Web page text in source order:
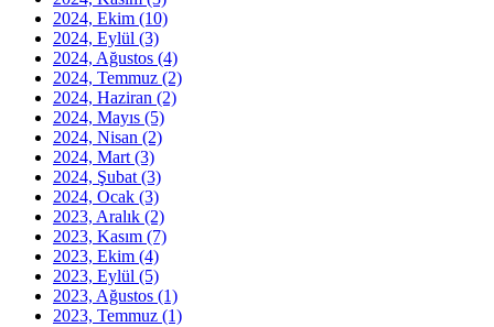
2024, Ekim (10)
2024, Eylül (3)
2024, Ağustos (4)
2024, Temmuz (2)
2024, Haziran (2)
2024, Mayıs (5)
2024, Nisan (2)
2024, Mart (3)
2024, Şubat (3)
2024, Ocak (3)
2023, Aralık (2)
2023, Kasım (7)
2023, Ekim (4)
2023, Eylül (5)
2023, Ağustos (1)
2023, Temmuz (1)